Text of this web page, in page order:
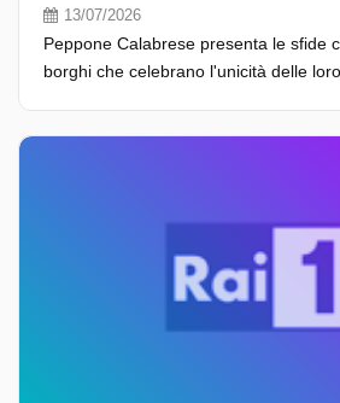
13/07/2026
Peppone Calabrese presenta le sfide
borghi che celebrano l'unicità delle